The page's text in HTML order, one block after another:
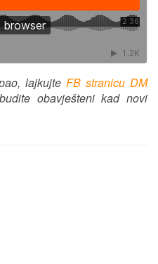
lajkujte FB stranicu DM
obavješteni kad novi